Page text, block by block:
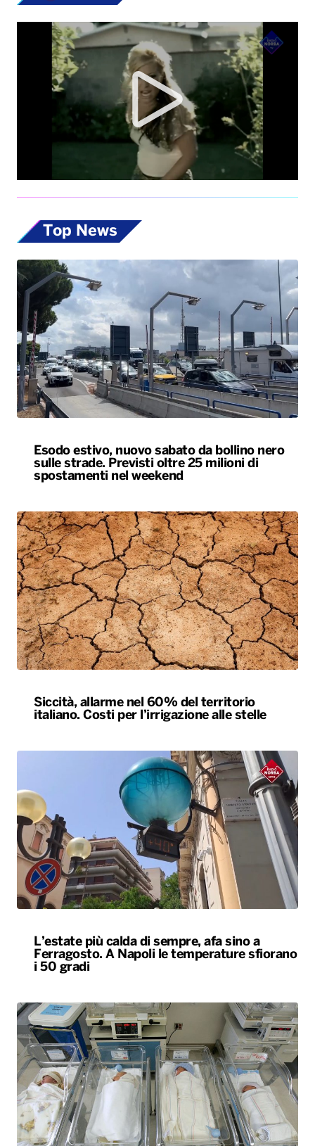
Top News
Esodo estivo, nuovo sabato da bollino nero
sulle strade. Previsti oltre 25 milioni di
spostamenti nel weekend
Siccità, allarme nel 60% del territorio
italiano. Costi per l’irrigazione alle stelle
L’estate più calda di sempre, afa sino a
Ferragosto. A Napoli le temperature sfiorano
i 50 gradi